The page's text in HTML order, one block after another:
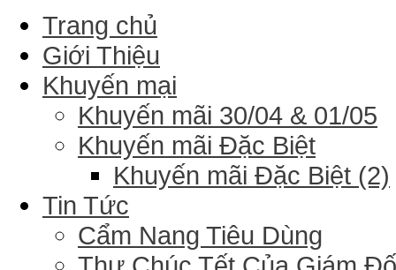
Trang chủ
Giới Thiệu
Khuyến mại
Khuyến mãi 30/04 & 01/05
Khuyến mãi Đặc Biệt
Khuyến mãi Đặc Biệt (2)
Tin Tức
Cẩm Nang Tiêu Dùng